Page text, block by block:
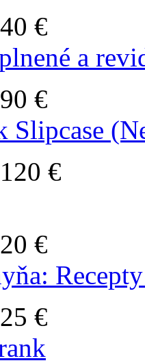
40 €
a
90 €
Slipcase
120 €
20 €
25 €